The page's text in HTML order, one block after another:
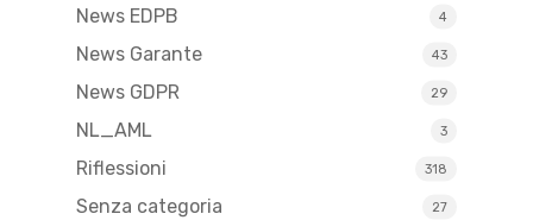
News EDPB 4
News Garante 43
News GDPR 29
NL_AML 3
Riflessioni 318
Senza categoria 27